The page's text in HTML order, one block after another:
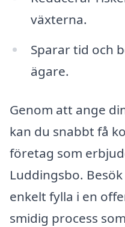
växterna.
Sparar tid och
ägare.
Genom att ange
kan du snabbt få
företag som
Luddingsbo.
enkelt fylla i en
smidig process